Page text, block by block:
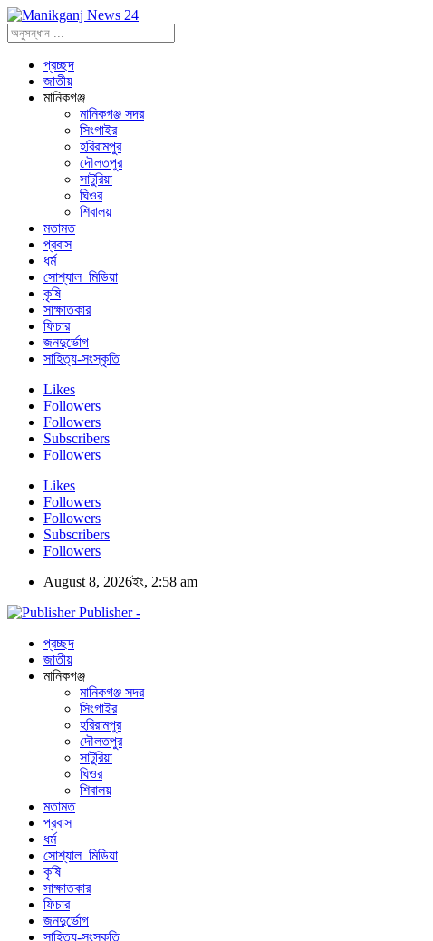
প্রচ্ছদ
জাতীয়
মানিকগঞ্জ
মানিকগঞ্জ সদর
সিংগাইর
হরিরামপুর
দৌলতপুর
সাটুরিয়া
ঘিওর
শিবালয়
মতামত
প্রবাস
ধর্ম
সোশ্যাল_মিডিয়া
কৃষি
সাক্ষাতকার
ফিচার
জনদুর্ভোগ
সাহিত্য-সংস্কৃতি
Likes
Followers
Followers
Subscribers
Followers
Likes
Followers
Followers
Subscribers
Followers
August 8, 2026ইং, 2:58 am
Publisher -
প্রচ্ছদ
জাতীয়
মানিকগঞ্জ
মানিকগঞ্জ সদর
সিংগাইর
হরিরামপুর
দৌলতপুর
সাটুরিয়া
ঘিওর
শিবালয়
মতামত
প্রবাস
ধর্ম
সোশ্যাল_মিডিয়া
কৃষি
সাক্ষাতকার
ফিচার
জনদুর্ভোগ
সাহিত্য-সংস্কৃতি